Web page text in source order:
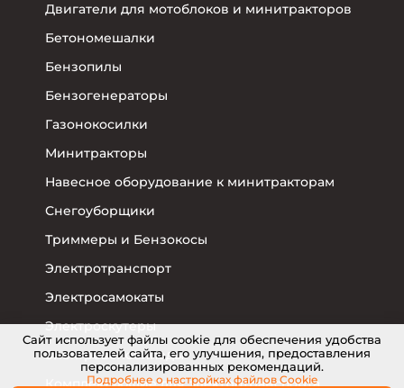
Двигатели для мотоблоков и минитракторов
Бетономешалки
Бензопилы
Бензогенераторы
Газонокосилки
Минитракторы
Навесное оборудование к минитракторам
Снегоуборщики
Триммеры и Бензокосы
Электротранспорт
Электросамокаты
Электроскутеры
Электровелосипеды
Комплектующие для электротранспорта
Cайт использует файлы cookie для обеспечения удобства
пользователей сайта, его улучшения, предоставления
персонализированных рекомендаций.
Подробнее о настройкахфайлов Cookie